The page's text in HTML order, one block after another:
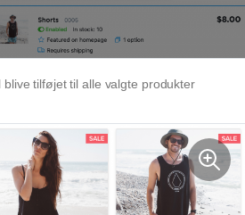
blive tilføjet til alle valgte produkter